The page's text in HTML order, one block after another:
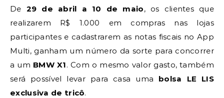
De 29 de abril a 10 de maio, os clientes que
realizarem R$ 1.000 em compras nas lojas
participantes e cadastrarem as notas fiscais no App
Multi, ganham um número da sorte para concorrer
a um BMW X1. Com o mesmo valor gasto, também
será possível levar para casa uma bolsa LE LIS
exclusiva de tricô.